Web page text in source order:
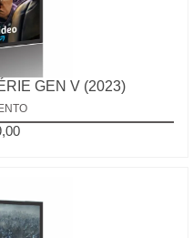
GEN V (2023)